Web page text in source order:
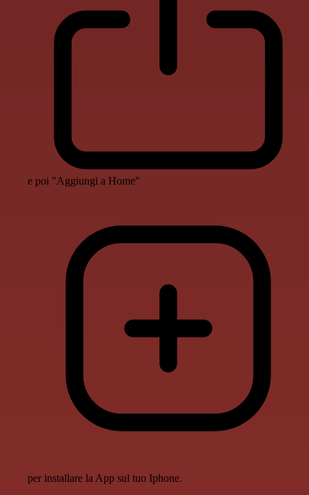
e poi "Aggiungi a Home"
per installare la App sul tuo Iphone.